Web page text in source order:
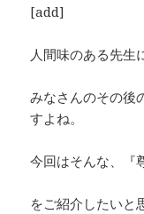
[add]
人間味のある先生
みなさんのその後
すよね。
今回はそんな、『
をご紹介したいと